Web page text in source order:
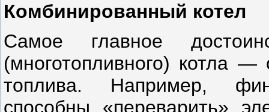
Комбинированный котел
Самое главное
(многотопливного) котла
топлива. Например,
способны «переварить»